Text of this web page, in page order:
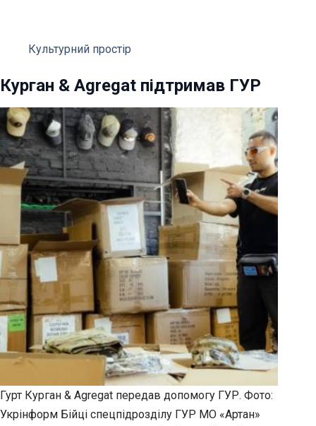
Культурний простір
Курган & Agregat підтримав ГУР
Гурт Курган & Agregat передав допомогу ГУР. Фото:
Укрінформ Бійці спецпідрозділу ГУР МО «Артан»